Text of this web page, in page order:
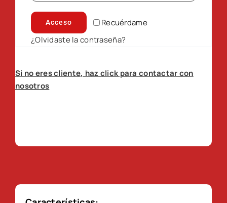
Recuérdame
Acceso
¿Olvidaste la contraseña?
Si no eres cliente, haz click para contactar con
nosotros